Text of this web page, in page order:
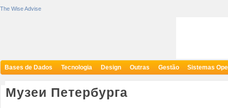
The Wise Advise
Bases de Dados Tecnologia Design Outras Gestão Sistemas
Музеи Петербурга